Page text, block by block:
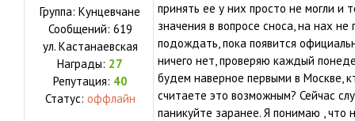
Группа: Кунцевчане
Сообщений: 619
ул. Кастанаевская
Награды: 27
Репутация: 40
Статус: оффлайн
принять ее у них просто не могли и
значения в вопросе сноса, на нах
подождать, пока появится
ничего нет, проверяю каждый
будем наверное первыми в Москве,
считаете это возможным? Сейчас
паникуйте заранее. Я понимаю , что